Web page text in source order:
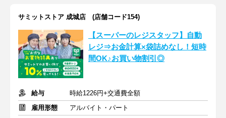
サミットストア 成城店 (店舗コード154)
【スーパーのレジスタッフ】自動
レジ⇒お金計算×袋詰めなし！短時
間OK♪お買い物割引◎
給与
時給1226円+交通費全額
雇用形態
アルバイト・パート